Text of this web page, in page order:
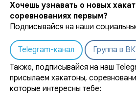
Хочешь узнавать о новых
соревнованиях первым?
Подписывайся на наши
Telegram-канал
Группа в ВК
Также, подписывайся на наш
присылаем хакатоны,
которые интересны тебе: